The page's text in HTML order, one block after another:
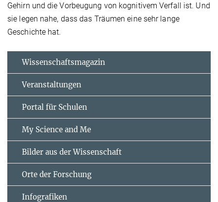
Gehirn und die Vorbeugung von kognitivem Verfall ist. Und
sie legen nahe, dass das Träumen eine sehr lange
Geschichte hat.
Wissenschaftsmagazin
Veranstaltungen
Portal für Schulen
My Science and Me
Bilder aus der Wissenschaft
Orte der Forschung
Infografiken